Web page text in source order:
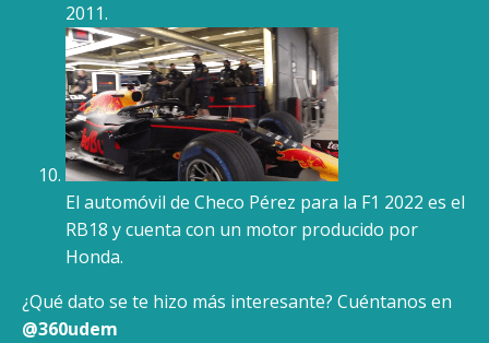
2011.
El automóvil de Checo Pérez para la F1 2022 es el
RB18 y cuenta con un motor producido por
Honda.
¿Qué dato se te hizo más interesante? Cuéntanos en
@360udem